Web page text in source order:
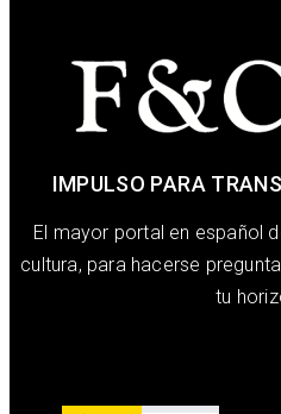
IMPULSO PARA
El mayor portal en español
cultura, para hacerse
tu